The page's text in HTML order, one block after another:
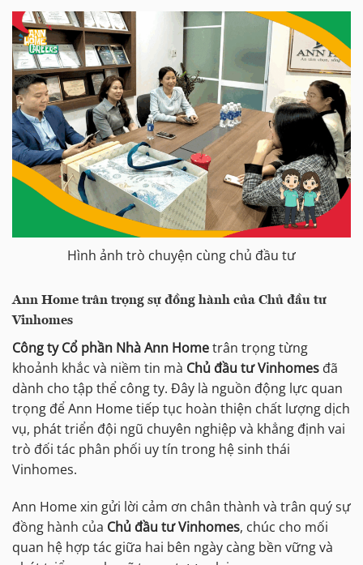
Hình ảnh trò chuyện cùng chủ đầu tư
Ann Home trân trọng sự đồng hành của Chủ đầu tư
Vinhomes
Công ty Cổ phần Nhà Ann Hometrân trọng từng
khoảnh khắc và niềm tin mà Chủ đầu tư Vinhomes đã
dành cho tập thể công ty. Đây là nguồn động lực quan
trọng để Ann Home tiếp tục hoàn thiện chất lượng dịch
vụ, phát triển đội ngũ chuyên nghiệp và khẳng định vai
trò đối tác phân phối uy tín trong hệ sinh thái
Vinhomes.
Ann Home xin gửi lời cảm ơn chân thành và trân quý sự
đồng hành của Chủ đầu tư Vinhomes, chúc cho mối
quan hệ hợp tác giữa hai bên ngày càng bền vững và